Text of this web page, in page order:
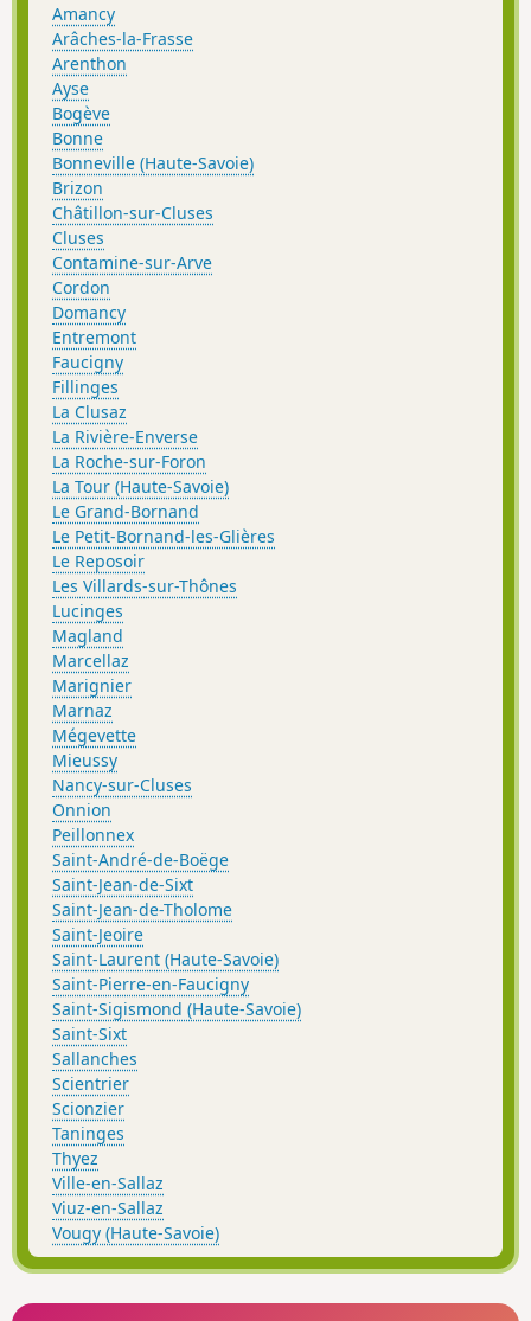
Amancy
Arâches-la-Frasse
Arenthon
Ayse
Bogève
Bonne
Bonneville (Haute-Savoie)
Brizon
Châtillon-sur-Cluses
Cluses
Contamine-sur-Arve
Cordon
Domancy
Entremont
Faucigny
Fillinges
La Clusaz
La Rivière-Enverse
La Roche-sur-Foron
La Tour (Haute-Savoie)
Le Grand-Bornand
Le Petit-Bornand-les-Glières
Le Reposoir
Les Villards-sur-Thônes
Lucinges
Magland
Marcellaz
Marignier
Marnaz
Mégevette
Mieussy
Nancy-sur-Cluses
Onnion
Peillonnex
Saint-André-de-Boëge
Saint-Jean-de-Sixt
Saint-Jean-de-Tholome
Saint-Jeoire
Saint-Laurent (Haute-Savoie)
Saint-Pierre-en-Faucigny
Saint-Sigismond (Haute-Savoie)
Saint-Sixt
Sallanches
Scientrier
Scionzier
Taninges
Thyez
Ville-en-Sallaz
Viuz-en-Sallaz
Vougy (Haute-Savoie)